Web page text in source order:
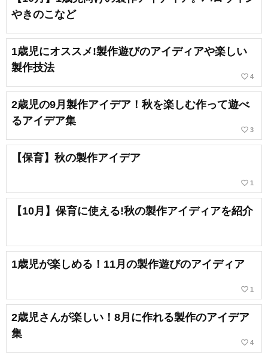
やきのこなど
1歳児にオススメ!製作遊びのアイディアや楽しい
製作技法
favorite_border 4
2歳児の9月製作アイデア！秋を楽しむ作って遊べ
るアイデア集
favorite_border 3
【保育】秋の製作アイデア
favorite_border 1
【10月】保育に使える!秋の製作アイディアを紹介
1歳児が楽しめる！11月の製作遊びのアイディア
favorite_border 1
2歳児さんが楽しい！8月に作れる製作のアイデア
集
favorite_border 4